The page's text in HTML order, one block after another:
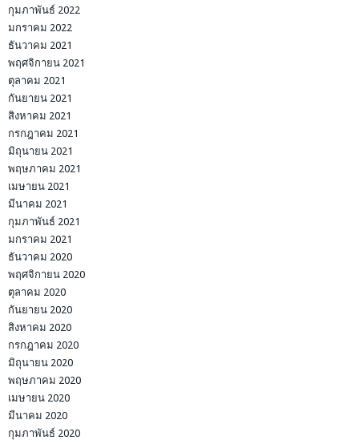
กุมภาพันธ์ 2022
มกราคม 2022
ธันวาคม 2021
พฤศจิกายน 2021
ตุลาคม 2021
กันยายน 2021
สิงหาคม 2021
กรกฎาคม 2021
มิถุนายน 2021
พฤษภาคม 2021
เมษายน 2021
มีนาคม 2021
กุมภาพันธ์ 2021
มกราคม 2021
ธันวาคม 2020
พฤศจิกายน 2020
ตุลาคม 2020
กันยายน 2020
สิงหาคม 2020
กรกฎาคม 2020
มิถุนายน 2020
พฤษภาคม 2020
เมษายน 2020
มีนาคม 2020
กุมภาพันธ์ 2020